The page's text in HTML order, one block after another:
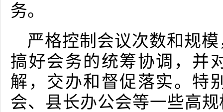
务。
严格控制会议次数和规
搞好会务的统筹协调，并
解，交办和督促落实。特
会、县长办公会等一些高